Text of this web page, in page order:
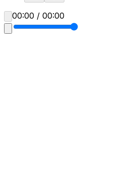
00:00 / 00:00